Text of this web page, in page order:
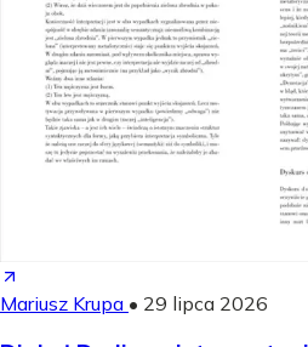
Mariusz Krupa • 29 lipca 2026